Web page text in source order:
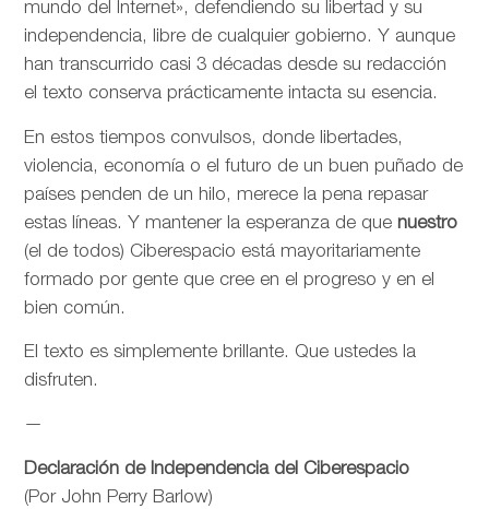
mundo del Internet», defendiendo su libertad y su
independencia, libre de cualquier gobierno. Y aunque
han transcurrido casi 3 décadas desde su redacción
el texto conserva prácticamente intacta su esencia.
En estos tiempos convulsos, donde libertades,
violencia, economía o el futuro de un buen puñado de
países penden de un hilo, merece la pena repasar
estas líneas. Y mantener la esperanza de que nuestro
(el de todos) Ciberespacio está mayoritariamente
formado por gente que cree en el progreso y en el
bien común.
El texto es simplemente brillante. Que ustedes la
disfruten.
—
Declaración de Independencia del Ciberespacio
(Por John Perry Barlow)